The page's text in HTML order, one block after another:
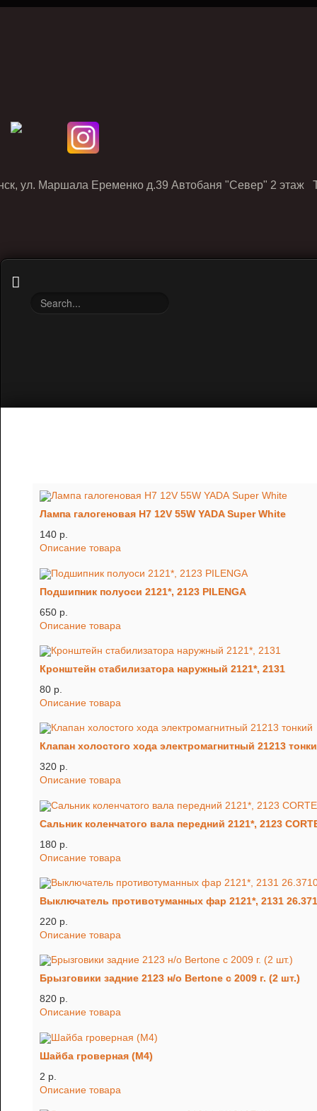
ул. Маршала Еременко д.39 Автобаня "Север" 2 этаж
Лампа галогеновая H7 12V 55W YADA Super White
140 p.
Описание товара
Подшипник полуоси 2121*, 2123 PILENGA
650 p.
Описание товара
Кронштейн стабилизатора наружный 2121*, 2131
80 p.
Описание товара
Клапан холостого хода электромагнитный 21213
320 p.
Описание товара
Сальник коленчатого вала передний 2121*, 2123
180 p.
Описание товара
Выключатель
220 p.
Описание товара
Брызговики задние 2123 н/о Bertone с 2009 г. (2 шт.)
820 p.
Описание товара
Шайба гроверная (М4)
2 p.
Описание товара